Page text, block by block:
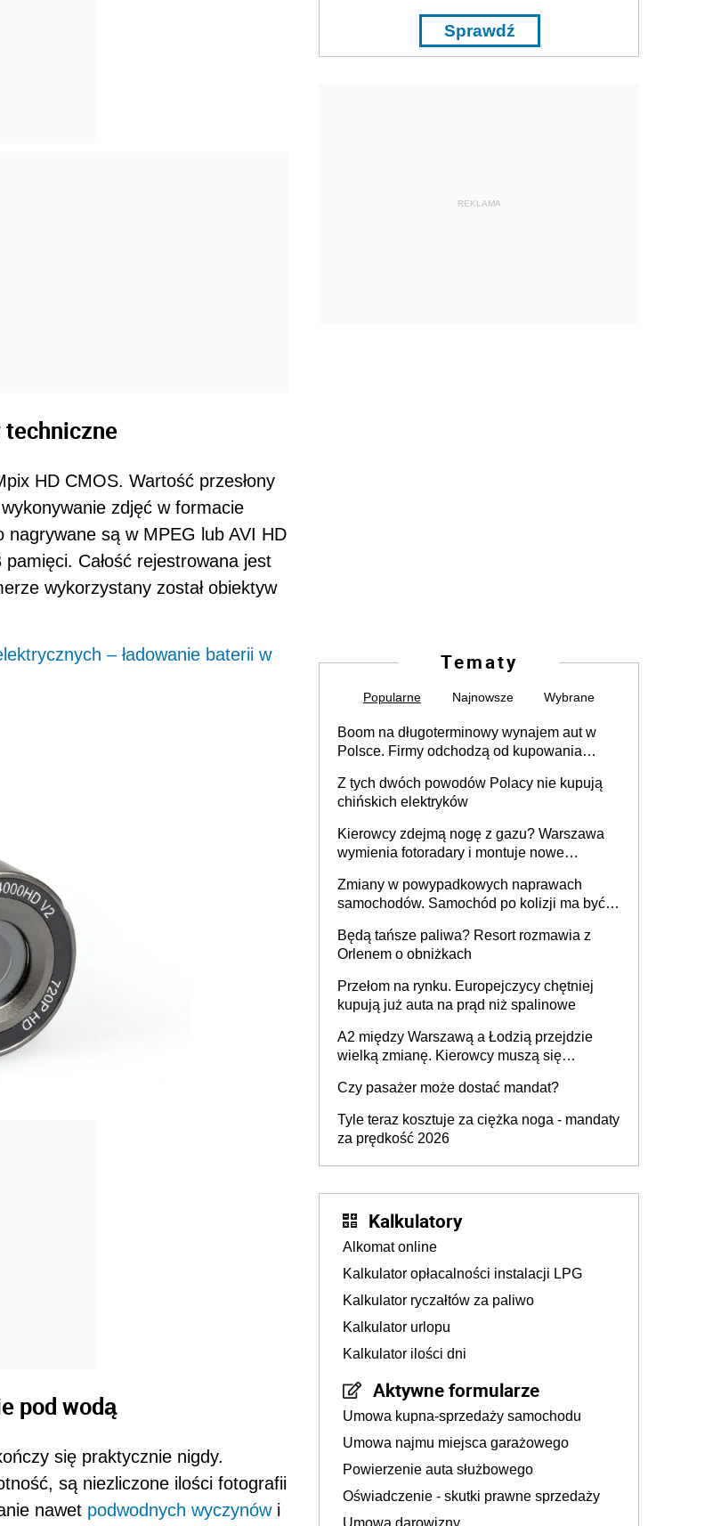
techniczne
HD CMOS. Wartość przesłony
zdjęć w formacie
są w MPEG lub AVI HD
Całość rejestrowana jest
wykorzystany został obiektyw
– ładowanie baterii w
pod wodą
się praktycznie nigdy.
są niezliczone ilości fotografii
nawet podwodnych wyczynówi
Sprawdź
REKLAMA
Tematy
Popularne Najnowsze Wybrane
Boom na długoterminowy wynajem aut w
Polsce. Firmy odchodzą od kupowania
Z tych dwóch powodów Polacy nie kupują
chińskich elektryków
Kierowcy zdejmą nogę z gazu? Warszawa
wymienia fotoradary i montuje nowe
Zmiany w powypadkowych naprawach
samochodów. Samochód po kolizji ma być
technologią producenta
Będą tańsze paliwa? Resort rozmawia z
Orlenem o obniżkach
Przełom na rynku. Europejczycy chętniej
kupują już auta na prąd niż spalinowe
A2 między Warszawą a Łodzią przejdzie
wielką zmianę. Kierowcy muszą się
Czy pasażer może dostać mandat?
Tyle teraz kosztuje za ciężka noga - mandaty
za prędkość 2026
Kalkulatory
Alkomat online
Kalkulator opłacalności instalacji LPG
Kalkulator ryczałtów za paliwo
Kalkulator urlopu
Kalkulator ilości dni
Aktywne formularze
Umowa kupna-sprzedaży samochodu
Umowa najmu miejsca garażowego
Powierzenie auta służbowego
Oświadczenie - skutki prawne sprzedaży